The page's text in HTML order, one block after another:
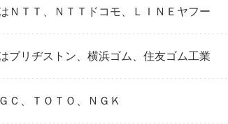
ＮＴＴ、ＮＴＴドコモ、ＬＩＮＥヤフー
ブリヂストン、横浜ゴム、住友ゴム工業
Ｃ、ＴＯＴＯ、ＮＧＫ